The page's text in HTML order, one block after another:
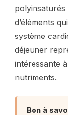
polyinsaturés
d’éléments
système
déjeuner
intéressante
nutriments.
Bon à